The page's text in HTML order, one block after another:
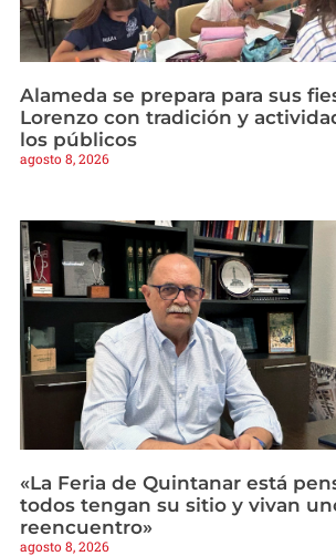
Alameda se prepara para sus
Lorenzo con tradición y
los públicos
agosto 8, 2026
«La Feria de Quintanar está
todos tengan su sitio y vivan
reencuentro»
agosto 8, 2026